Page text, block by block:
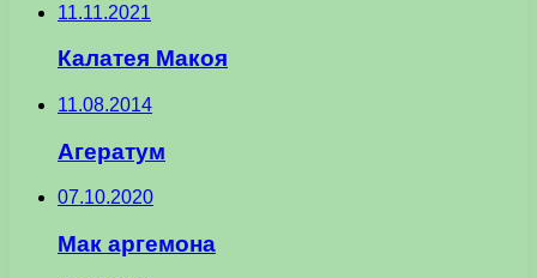
11.11.2021
Калатея Макоя
11.08.2014
Агератум
07.10.2020
Мак аргемона